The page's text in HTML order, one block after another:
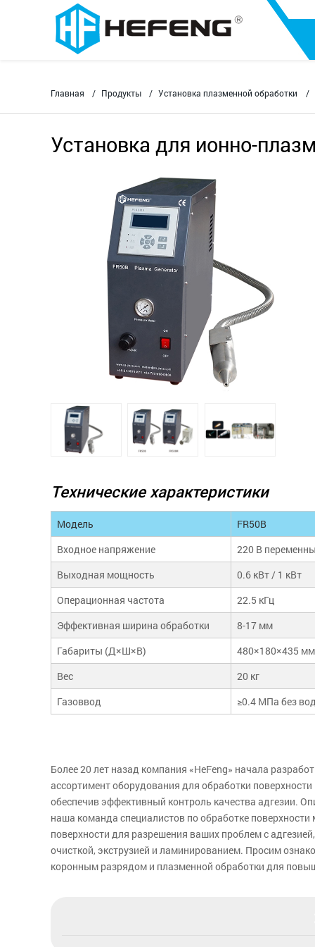
Главная Продукты Установка плазменной обработки
Установка для ионно-
Технические характеристики
Модель FR50B
Входное напряжение
220 В
Выходная мощность
0.6 кВт / 1 кВт
Операционная частота
22.5 кГц
Эффективная ширина обработки
8-17 мм
Габариты (Д×Ш×В)
480×180×435 мм
Вес
20 кг
Газоввод
≥0.4 МПа без
Более 20 лет назад компания «HeFeng» начала
ассортимент оборудования для обработки
обеспечив эффективный контроль качества адгезии.
наша команда специалистов по обработке
поверхности для разрешения ваших проблем с
очисткой, экструзией и ламинированием. Просим
коронным разрядом и плазменной обработки для